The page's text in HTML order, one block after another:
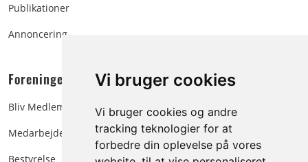
Vi bruger cookies
Vi bruger cookies og andre
tracking teknologier for at
forbedre din oplevelse på vores
Publikationer
Annoncering
Foreningen:
Bliv Medlem
Medarbejdere
Bestyrelse